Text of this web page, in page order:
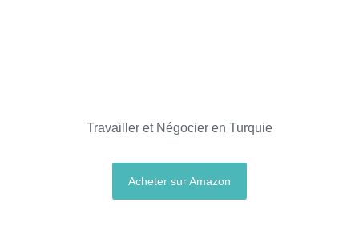
Travailler et Négocier en Turquie
Acheter sur Amazon